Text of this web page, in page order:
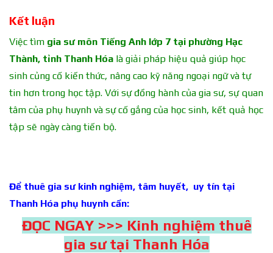
Kết luận
Việc tìm gia sư môn Tiếng Anh lớp 7 tại phường Hạc
Thành, tỉnh Thanh Hóa là giải pháp hiệu quả giúp học
sinh củng cố kiến thức, nâng cao kỹ năng ngoại ngữ và tự
tin hơn trong học tập. Với sự đồng hành của gia sư, sự quan
tâm của phụ huynh và sự cố gắng của học sinh, kết quả học
tập sẽ ngày càng tiến bộ.
Để thuê gia sư kinh nghiệm, tâm huyết, uy tín tại
Thanh Hóa phụ huynh cần:
ĐỌC NGAY >>> Kinh nghiệm thuê
gia sư tại Thanh Hóa